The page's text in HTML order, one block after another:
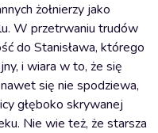
żołnierzy jako
W przetrwaniu trudów
do Stanisława, którego
i wiara w to, że się
się nie spodziewa,
głęboko skrywanej
Nie wie też, że starsza